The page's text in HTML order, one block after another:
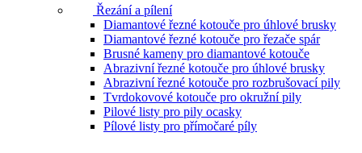
Řezání a pílení
Diamantové řezné kotouče pro úhlové brusky
Diamantové řezné kotouče pro řezače spár
Brusné kameny pro diamantové kotouče
Abrazivní řezné kotouče pro úhlové brusky
Abrazivní řezné kotouče pro rozbrušovací pily
Tvrdokovové kotouče pro okružní pily
Pilové listy pro pily ocasky
Pílové listy pro přímočaré píly